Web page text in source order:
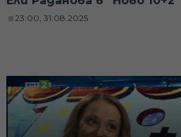
23:00, 31.08.2025